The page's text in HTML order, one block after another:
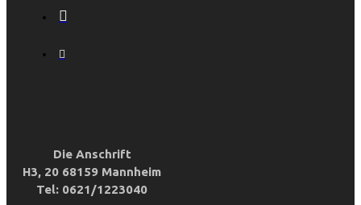
Die Anschrift
H3, 20 68159 Mannheim
Tel: 0621/1223040